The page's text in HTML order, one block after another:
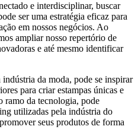
e interdisciplinar, buscar
ser uma estratégia eficaz para
em nossos negócios. Ao
ampliar nosso repertório de
e até mesmo identificar
da moda, pode se inspirar
para criar estampas únicas e
ramo da tecnologia, pode
utilizadas pela indústria do
seus produtos de forma